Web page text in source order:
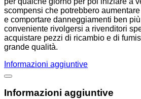
scompensi che potrebbero
e comportare danneggiamenti ben
conveniente rivolgersi a rivenditori
acquistare pezzi di ricambio e di
grande qualità.
Informazioni aggiuntive
Informazioni aggiuntive